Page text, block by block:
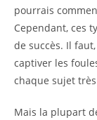
pourrais
Cependant, ces
de succès. Il
captiver les
chaque sujet
Mais la plupart